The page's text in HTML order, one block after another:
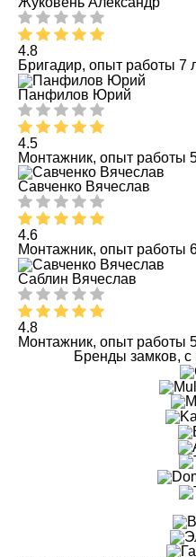
4.8
Бригадир, опыт работы 7
Панфилов Юрий
4.5
Монтажник, опыт работы
Савченко Вячеслав
4.6
Монтажник, опыт работы
Саблин Вячеслав
4.8
Монтажник, опыт работы
Бренды замков,